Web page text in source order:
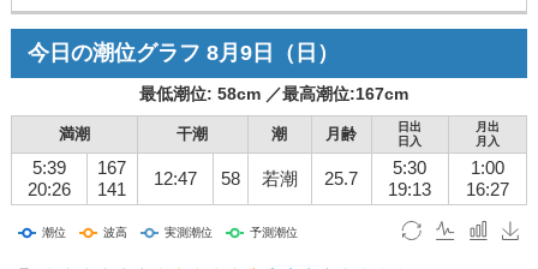
今日の潮位グラフ 8月9日 （日）
最低潮位: 58cm ／最高潮位:167cm
満潮 干潮 潮 月齢
日出
日入
月出
月入
5:39
20:26
167
141
12:47 58 若潮 25.7
5:30
19:13
1:00
16:27